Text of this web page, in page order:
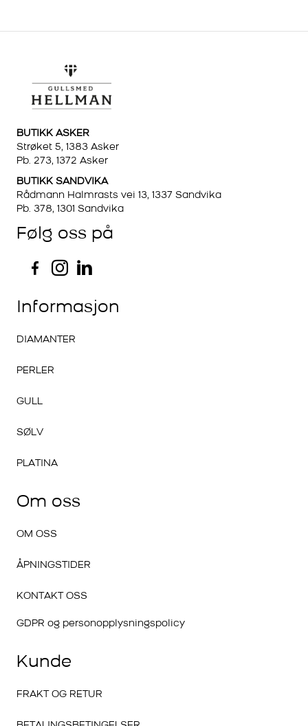
BUTIKK ASKER
Strøket 5, 1383 Asker
Pb. 273, 1372 Asker
BUTIKK SANDVIKA
Rådmann Halmrasts vei 13, 1337 Sandvika
Pb. 378, 1301 Sandvika
Følg oss på
Informasjon
DIAMANTER
PERLER
GULL
SØLV
PLATINA
Om oss
OM OSS
ÅPNINGSTIDER
KONTAKT OSS
GDPR og personopplysningspolicy
Kunde
FRAKT OG RETUR